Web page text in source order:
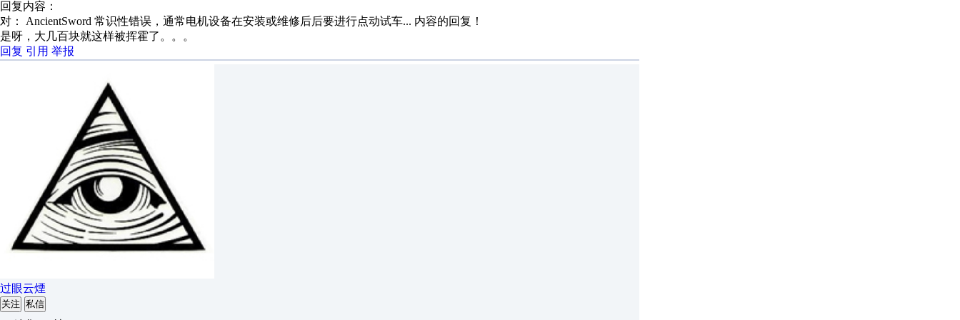
回复内容：
对： AncientSword 常识性错误，通常电机设备在安装或维修后后要进行点动试车... 内容的回复！
是呀，大几百块就这样被挥霍了。。。
回复 引用 举报
过眼云煙
关注 私信